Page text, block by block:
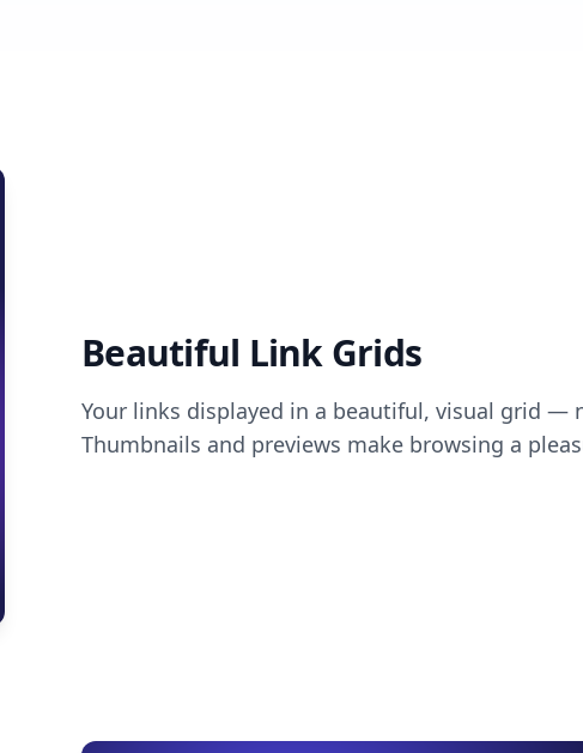
Beautiful Link Grids
Your links displayed in a beautiful, visual grid —
Thumbnails and previews make browsing a